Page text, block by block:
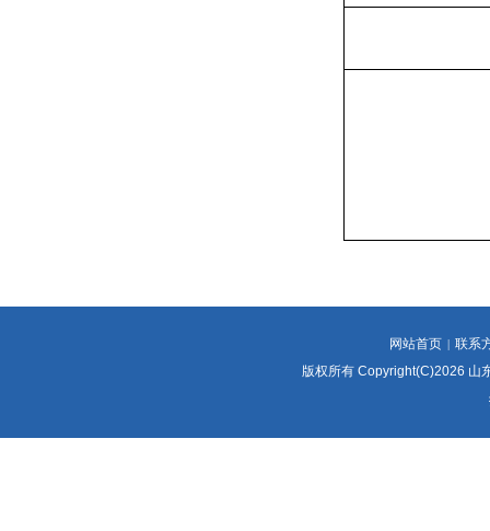
网站首页 | 联系
版权所有 Copyright(C)2026 山